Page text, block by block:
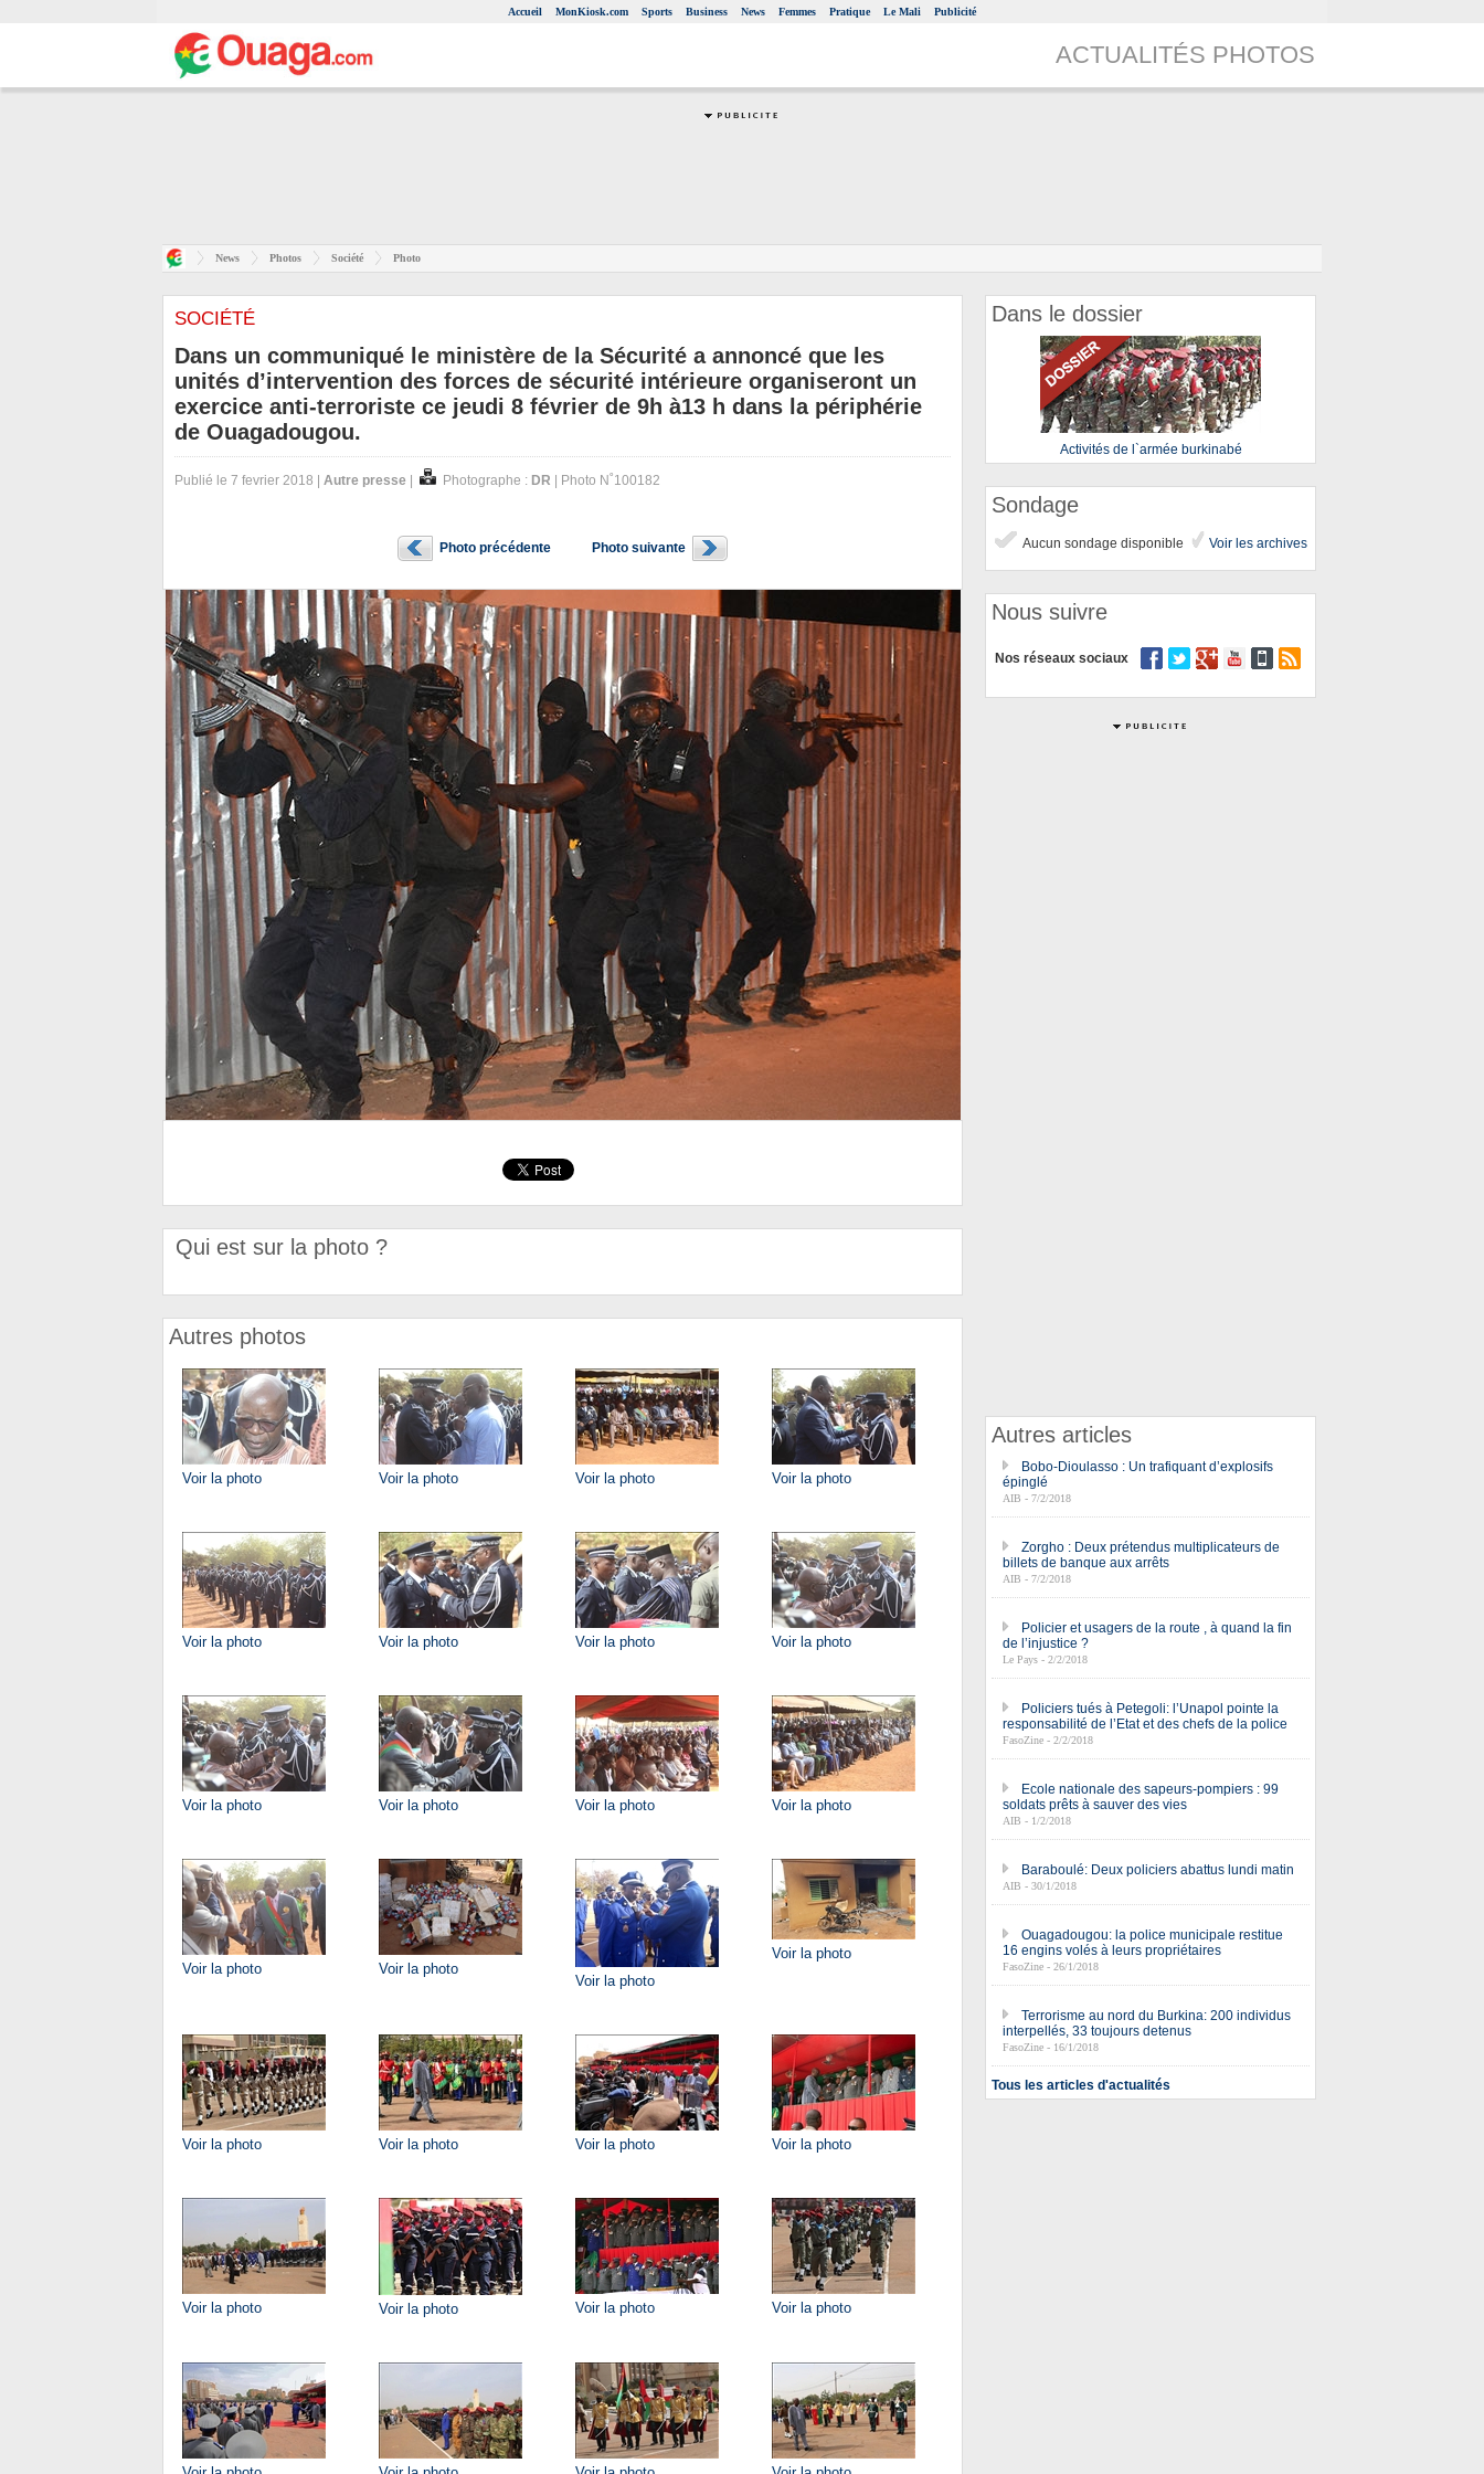
Accueil MonKiosk.com Sports Business News Femmes Pratique Le Mali Publicité
ACTUALITÉS PHOTOS
News Photos Société Photo
SOCIÉTÉ
Dans un communiqué le ministère de la Sécurité a annoncé que les
unités d’intervention des forces de sécurité intérieure organiseront un
exercice anti-terroriste ce jeudi 8 février de 9h à13 h dans la périphérie
de Ouagadougou.
Publié le 7 fevrier 2018 | Autre presse Photographe : DR | Photo N˚100182
Photo précédente Photo suivante
Qui est sur la photo ?
Autres photos
Voir la photo Voir la photo Voir la photo Voir la photo
Voir la photo Voir la photo Voir la photo Voir la photo
Voir la photo Voir la photo Voir la photo Voir la photo
Voir la photo Voir la photo
Voir la photo
Voir la photo
Voir la photo Voir la photo Voir la photo Voir la photo
Voir la photo Voir la photo Voir la photo Voir la photo
Dans le dossier
Activités de l`armée burkinabé
Sondage
Aucun sondage disponible Voir les archives
Nous suivre
Nos réseaux sociaux
Autres articles
Bobo-Dioulasso : Un trafiquant d’explosifs
épinglé
AIB - 7/2/2018
Zorgho : Deux prétendus multiplicateurs de
billets de banque aux arrêts
AIB - 7/2/2018
Policier et usagers de la route , à quand la fin
de l’injustice ?
Le Pays - 2/2/2018
Policiers tués à Petegoli: l’Unapol pointe la
responsabilité de l’Etat et des chefs de la police
FasoZine - 2/2/2018
Ecole nationale des sapeurs-pompiers : 99
soldats prêts à sauver des vies
AIB - 1/2/2018
Baraboulé: Deux policiers abattus lundi matin
AIB - 30/1/2018
Ouagadougou: la police municipale restitue
16 engins volés à leurs propriétaires
FasoZine - 26/1/2018
Terrorisme au nord du Burkina: 200 individus
interpellés, 33 toujours detenus
FasoZine - 16/1/2018
Tous les articles d'actualités